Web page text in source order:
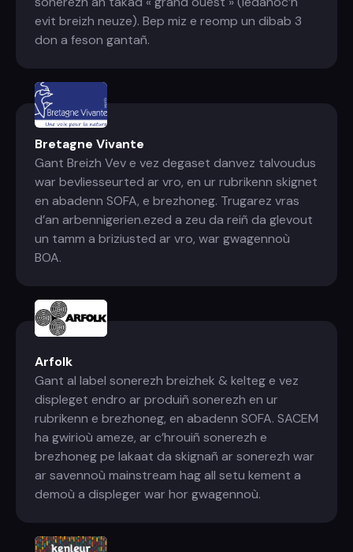
evit breizh neuze). Bep miz e reomp un dibab 3
don a feson gantañ.
Bretagne Vivante
Gant Breizh Vev e vez degaset danvez talvoudus
war bevliesseurted ar vro, en ur rubrikenn skignet
en abadenn SOFA, e brezhoneg. Trugarez vras
d’an arbennigerien.ezed a zeu da reiñ da glevout
un tamm a briziusted ar vro, war gwagennoù
BOA.
Arfolk
Gant al label sonerezh breizhek & kelteg e vez
displeget endro ar produiñ sonerezh en ur
rubrikenn e brezhoneg, en abadenn SOFA. SACEM
ha gwirioù ameze, ar c’hrouiñ sonerezh e
brezhoneg pe lakaat da skignañ ar sonerezh war
ar savennoù mainstream hag all setu kement a
demoù a displeger war hor gwagennoù.